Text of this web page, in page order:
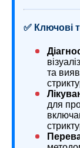
✅ Ключові
та
для